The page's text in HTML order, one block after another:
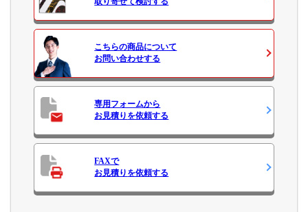
こちらの商品について
お問い合わせする
専用フォームから
お見積り を依頼する
FAXで
お見積り を依頼する